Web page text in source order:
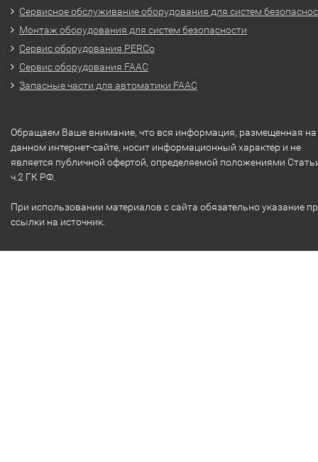
Сервисное обслуживание оборудования для систем
Монтаж оборудования для систем безопасности
Сервис оборудования PERCo
Сервис оборудования FAAC
Запасные части для автоматики FAAC
Обращаем Ваше внимание, что вся информация, размещенная на
данном интернет-сайте, носит информационный характер и не
является публичной офертой, определяемой положениями
ч.2 ГК РФ.
При использовании материалов с сайта обязательно указание
ссылки на источник.